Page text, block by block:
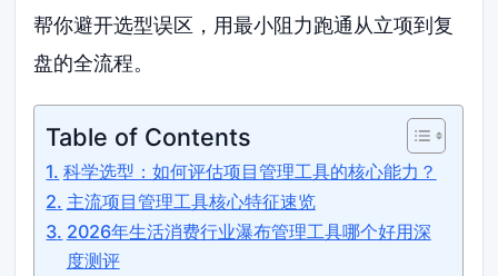
帮你避开选型误区，用最小阻力跑通从立项到复
盘的全流程。
Table of Contents
科学选型：如何评估项目管理工具的核心能力？
主流项目管理工具核心特征速览
2026年生活消费行业瀑布管理工具哪个好用深
度测评